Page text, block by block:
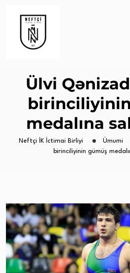
Ülvi
medalına
Neftçi İK İctimai Birliyi Ümumi
birinciliyinin gümüş